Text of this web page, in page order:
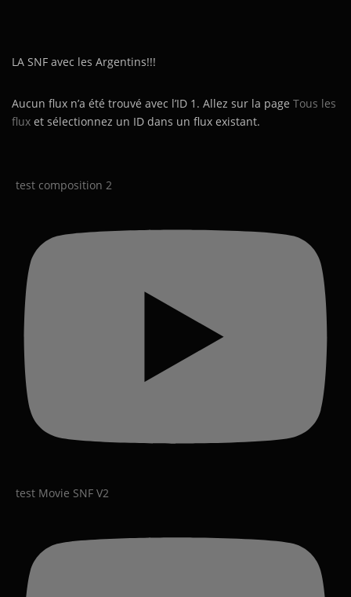
LA SNF avec les Argentins!!!
Aucun flux n’a été trouvé avec l’ID 1. Allez sur la page Tous les
flux et sélectionnez un ID dans un flux existant.
test composition 2
test Movie SNF V2